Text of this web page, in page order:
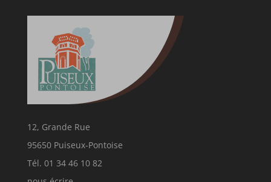
12, Grande Rue
95650 Puiseux-Pontoise
Tél. 01 34 46 10 82